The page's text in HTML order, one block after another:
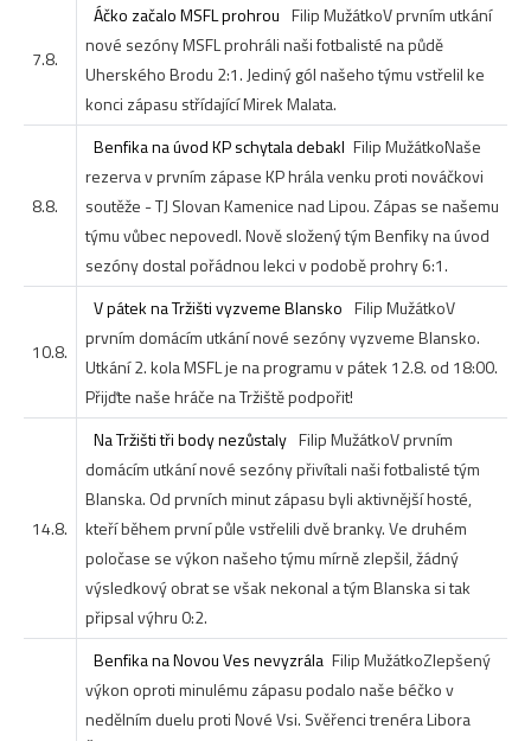
7.8.
Áčko začalo MSFL prohrou Filip MužátkoV prvním utkání
nové sezóny MSFL prohráli naši fotbalisté na půdě
Uherského Brodu 2:1. Jediný gól našeho týmu vstřelil ke
konci zápasu střídající Mirek Malata.
8.8.
Benfika na úvod KP schytala debakl Filip MužátkoNaše
rezerva v prvním zápase KP hrála venku proti nováčkovi
soutěže - TJ Slovan Kamenice nad Lipou. Zápas se našemu
týmu vůbec nepovedl. Nově složený tým Benfiky na úvod
sezóny dostal pořádnou lekci v podobě prohry 6:1.
10.8.
V pátek na Tržišti vyzveme Blansko Filip MužátkoV
prvním domácím utkání nové sezóny vyzveme Blansko.
Utkání 2. kola MSFL je na programu v pátek 12.8. od 18:00.
Přijďte naše hráče na Tržiště podpořit!
14.8.
Na Tržišti tři body nezůstaly Filip MužátkoV prvním
domácím utkání nové sezóny přivítali naši fotbalisté tým
Blanska. Od prvních minut zápasu byli aktivnější hosté,
kteří během první půle vstřelili dvě branky. Ve druhém
poločase se výkon našeho týmu mírně zlepšil, žádný
výsledkový obrat se však nekonal a tým Blanska si tak
připsal výhru 0:2.
Benfika na Novou Ves nevyzrála Filip MužátkoZlepšený
výkon oproti minulému zápasu podalo naše béčko v
nedělním duelu proti Nové Vsi. Svěřenci trenéra Libora